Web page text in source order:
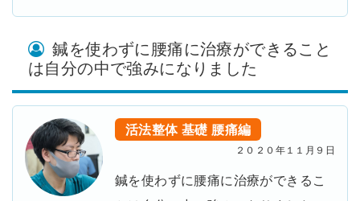
鍼を使わずに腰痛に治療ができること
は自分の中で強みになりました
活法整体 基礎 腰痛編
２０２０年１１月９日
鍼を使わずに腰痛に治療ができるこ